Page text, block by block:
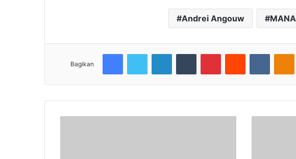
Andrei Angouw
Bagikan
FacebookTwitter LinkedInTumblr PinterestReddit